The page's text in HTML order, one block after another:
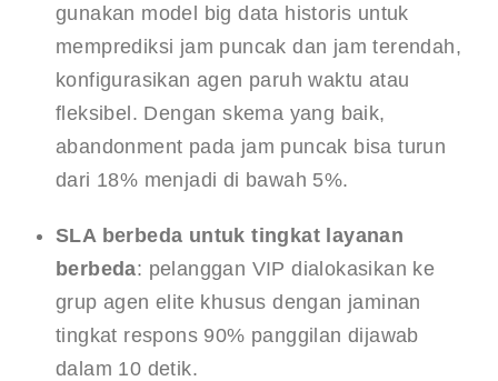
gunakan model big data historis untuk
memprediksi jam puncak dan jam terendah,
konfigurasikan agen paruh waktu atau
fleksibel. Dengan skema yang baik,
abandonment pada jam puncak bisa turun
dari 18% menjadi di bawah 5%.
SLA berbeda untuk tingkat layanan
berbeda: pelanggan VIP dialokasikan ke
grup agen elite khusus dengan jaminan
tingkat respons 90% panggilan dijawab
dalam 10 detik.